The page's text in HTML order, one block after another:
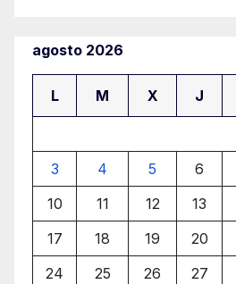
agosto 2026
L M X J
3
4 5 6
10
11 12 13
17
18 19 20
24
25 26 27